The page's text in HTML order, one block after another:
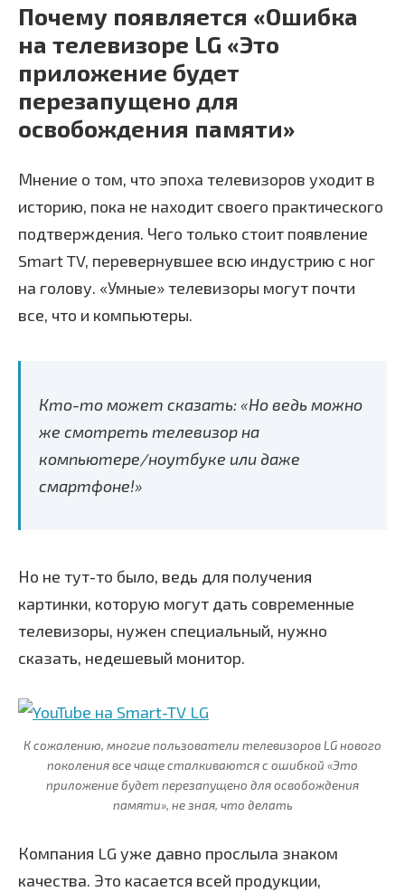
Почему появляется «Ошибка
на телевизоре LG «Это
приложение будет
перезапущено для
освобождения памяти»
Мнение о том, что эпоха телевизоров уходит в
историю, пока не находит своего практического
подтверждения. Чего только стоит появление
Smart TV, перевернувшее всю индустрию с ног
на голову. «Умные» телевизоры могут почти
все, что и компьютеры.
Кто-то может сказать: «Но ведь можно
же смотреть телевизор на
компьютере/ноутбуке или даже
смартфоне!»
Но не тут-то было, ведь для получения
картинки, которую могут дать современные
телевизоры, нужен специальный, нужно
сказать, недешевый монитор.
К сожалению, многие пользователи телевизоров LG нового
поколения все чаще сталкиваются с ошибкой «Это
приложение будет перезапущено для освобождения
памяти», не зная, что делать
Компания LG уже давно прослыла знаком
качества. Это касается всей продукции,